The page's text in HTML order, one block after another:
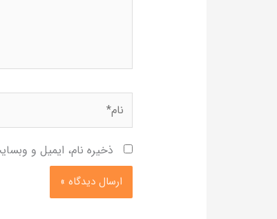
نام*
ذخیره نام، ایمیل و